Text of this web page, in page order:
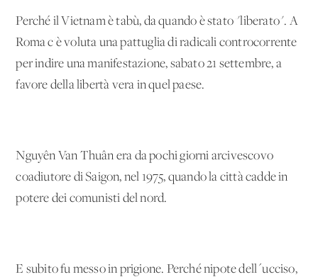
Perché il Vietnam è tabù, da quando è stato "liberato". A
Roma c'è voluta una pattuglia di radicali controcorrente
per indire una manifestazione, sabato 21 settembre, a
favore della libertà vera in quel paese.
Nguyên Van Thuân era da pochi giorni arcivescovo
coadiutore di Saigon, nel 1975, quando la città cadde in
potere dei comunisti del nord.
E subito fu messo in prigione. Perché nipote dell´ucciso,